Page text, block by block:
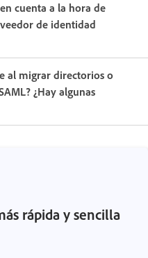
cuenta a la hora de
de identidad
al migrar directorios o
¿Hay algunas
rápida y sencilla